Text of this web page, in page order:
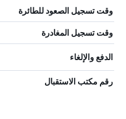
وقت تسجيل الصعود للطائرة
وقت تسجيل المغادرة
الدفع والإلغاء
رقم مكتب الاستقبال